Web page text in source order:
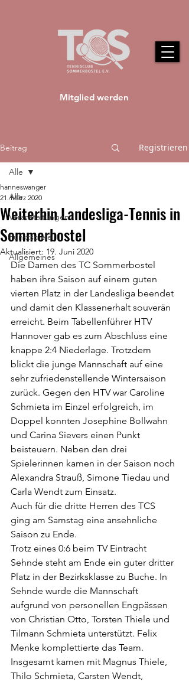
Mitglied werden
Beitrag Registrieren
Alle
Veranstaltungen
Punktspiele
Allgemeines
Alle
Weiterhin Landesliga-Tennis in
Sommerbostel
hanneswanger
21. März 2020
Aktualisiert: 19. Juni 2020
Die Damen des TC Sommerbostel
haben ihre Saison auf einem guten
vierten Platz in der Landesliga beendet
und damit den Klassenerhalt souverän
erreicht. Beim Tabellenführer HTV
Hannover gab es zum Abschluss eine
knappe 2:4 Niederlage. Trotzdem
blickt die junge Mannschaft auf eine
sehr zufriedenstellende Wintersaison
zurück. Gegen den HTV war Caroline
Schmieta im Einzel erfolgreich, im
Doppel konnten Josephine Bollwahn
und Carina Sievers einen Punkt
beisteuern. Neben den drei
Spielerinnen kamen in der Saison noch
Alexandra Strauß, Simone Tiedau und
Carla Wendt zum Einsatz.
Auch für die dritte Herren des TCS
ging am Samstag eine ansehnliche
Saison zu Ende.
Trotz eines 0:6 beim TV Eintracht
Sehnde steht am Ende ein guter dritter
Platz in der Bezirksklasse zu Buche. In
Sehnde wurde die Mannschaft
aufgrund von personellen Engpässen
von Christian Otto, Torsten Thiele und
Tilmann Schmieta unterstützt. Felix
Menke komplettierte das Team.
Insgesamt kamen mit Magnus Thiele,
Thilo Schmieta, Carsten Wendt,